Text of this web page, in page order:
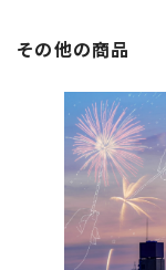
その他の商品